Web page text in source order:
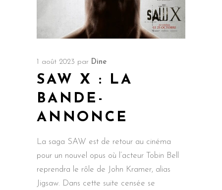
1 août 2023 par Dine
SAW X : LA
BANDE-
ANNONCE
La saga SAW est de retour au cinéma
pour un nouvel opus où l’acteur Tobin Bell
reprendra le rôle de John Kramer, alias
Jigsaw. Dans cette suite censée se